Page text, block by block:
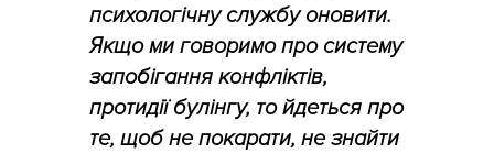
психологічну службу оновити.
Якщо ми говоримо про систему
запобігання конфліктів,
протидії булінгу, то йдеться про
те, щоб не покарати, не знайти